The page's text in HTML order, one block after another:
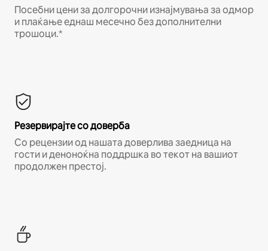
Посебни цени за долгорочни изнајмувања за одмор
и плаќање еднаш месечно без дополнителни
трошоци.*
Резервирајте со доверба
Со рецензии од нашата доверлива заедница на
гости и деноноќна поддршка во текот на вашиот
продолжен престој.